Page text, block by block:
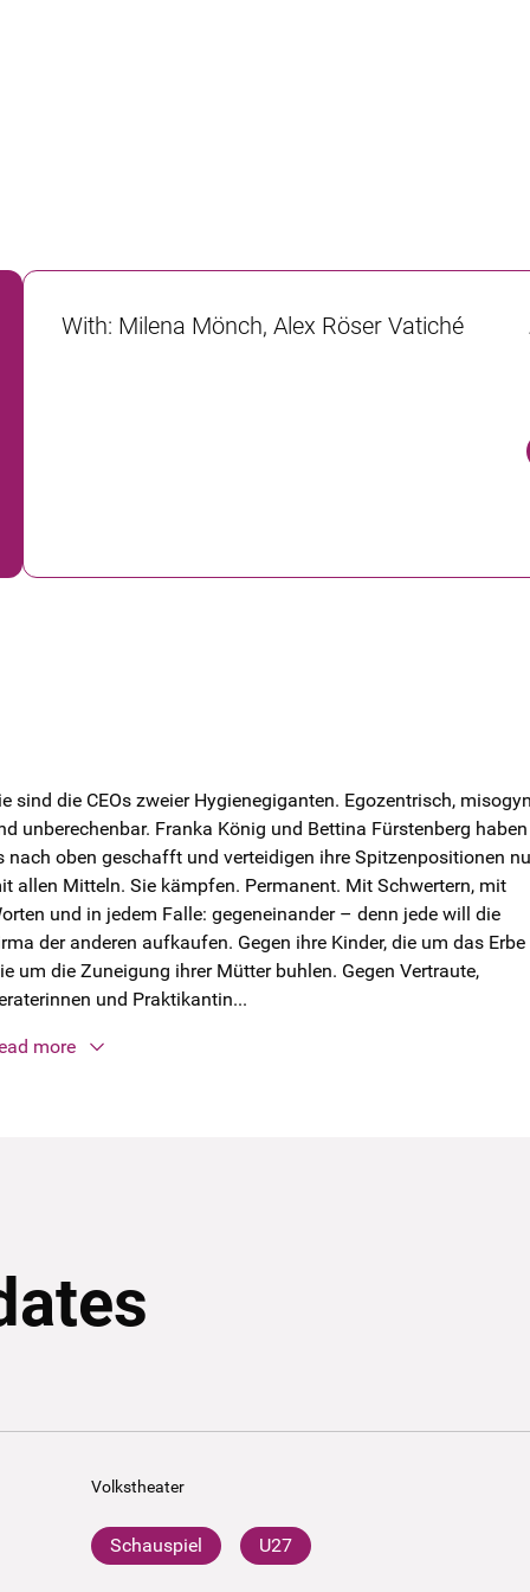
With: Milena Mönch, Alex Röser Vatiché
sind die CEOs zweier Hygienegiganten. Egozentrisch,
unberechenbar. Franka König und Bettina Fürstenberg haben
nach oben geschafft und verteidigen ihre Spitzenpositionen
allen Mitteln. Sie kämpfen. Permanent. Mit Schwertern, mit
und in jedem Falle: gegeneinander – denn jede will die
der anderen aufkaufen. Gegen ihre Kinder, die um das Erbe
um die Zuneigung ihrer Mütter buhlen. Gegen Vertraute,
und Praktikantin...
more
Volkstheater
Schauspiel U27